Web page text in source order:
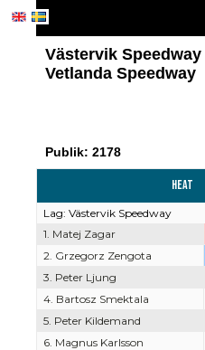
Västervik Speedway
Vetlanda Speedway
Publik: 2178
Heat
Lag: Västervik Speedway
1. Matej Zagar
2. Grzegorz Zengota
3. Peter Ljung
4. Bartosz Smektala
5. Peter Kildemand
6. Magnus Karlsson